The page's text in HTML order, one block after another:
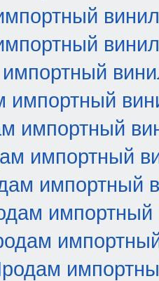
винил
винил
импортный
импортный
импортный
импортный
импортный